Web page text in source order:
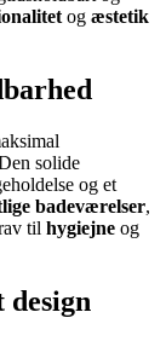
og æstetik
solide
og et
badeværelser,
til hygiejne og